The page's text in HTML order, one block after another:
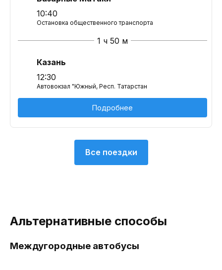
10:40
Остановка общественного транспорта
1 ч 50 м
Казань
12:30
Автовокзал "Южный, Респ. Татарстан
Подробнее
Все поездки
Альтернативные способы
Междугородные автобусы